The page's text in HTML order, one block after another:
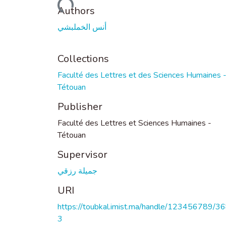
Loading...
Authors
أنس الخملبشي
Collections
Faculté des Lettres et des Sciences Humaines -
Tétouan
Publisher
Faculté des Lettres et Sciences Humaines -
Tétouan
Supervisor
جميلة رزقي
URI
https://toubkal.imist.ma/handle/123456789/
3